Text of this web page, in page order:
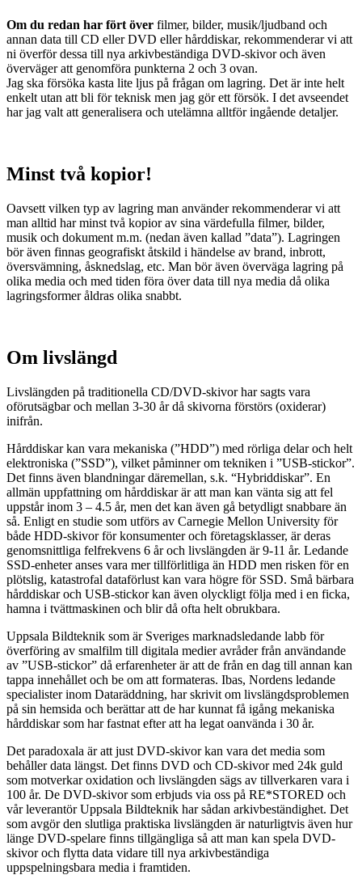
Om du redan har fört över filmer, bilder, musik/ljudband och
annan data till CD eller DVD eller hårddiskar, rekommenderar vi att
ni överför dessa till nya arkivbeständiga DVD-skivor och även
överväger att genomföra punkterna 2 och 3 ovan.
Jag ska försöka kasta lite ljus på frågan om lagring. Det är inte helt
enkelt utan att bli för teknisk men jag gör ett försök. I det avseendet
har jag valt att generalisera och utelämna alltför ingående detaljer.
Minst två kopior!
Oavsett vilken typ av lagring man använder rekommenderar vi att
man alltid har minst två kopior av sina värdefulla filmer, bilder,
musik och dokument m.m. (nedan även kallad ”data”). Lagringen
bör även finnas geografiskt åtskild i händelse av brand, inbrott,
översvämning, åsknedslag, etc. Man bör även överväga lagring på
olika media och med tiden föra över data till nya media då olika
lagringsformer åldras olika snabbt.
Om livslängd
Livslängden på traditionella CD/DVD-skivor har sagts vara
oförutsägbar och mellan 3-30 år då skivorna förstörs (oxiderar)
inifrån.
Hårddiskar kan vara mekaniska (”HDD”) med rörliga delar och helt
elektroniska (”SSD”), vilket påminner om tekniken i ”USB-stickor”.
Det finns även blandningar däremellan, s.k. “Hybriddiskar”. En
allmän uppfattning om hårddiskar är att man kan vänta sig att fel
uppstår inom 3 – 4.5 år, men det kan även gå betydligt snabbare än
så. Enligt en studie som utförs av Carnegie Mellon University för
både HDD-skivor för konsumenter och företagsklasser, är deras
genomsnittliga felfrekvens 6 år och livslängden är 9-11 år. Ledande
SSD-enheter anses vara mer tillförlitliga än HDD men risken för en
plötslig, katastrofal dataförlust kan vara högre för SSD. Små bärbara
hårddiskar och USB-stickor kan även olyckligt följa med i en ficka,
hamna i tvättmaskinen och blir då ofta helt obrukbara.
Uppsala Bildteknik som är Sveriges marknadsledande labb för
överföring av smalfilm till digitala medier avråder från användande
av ”USB-stickor” då erfarenheter är att de från en dag till annan kan
tappa innehållet och be om att formateras. Ibas, Nordens ledande
specialister inom Dataräddning, har skrivit om livslängdsproblemen
på sin hemsida och berättar att de har kunnat få igång mekaniska
hårddiskar som har fastnat efter att ha legat oanvända i 30 år.
Det paradoxala är att just DVD-skivor kan vara det media som
behåller data längst. Det finns DVD och CD-skivor med 24k guld
som motverkar oxidation och livslängden sägs av tillverkaren vara i
100 år. De DVD-skivor som erbjuds via oss på RE*STORED och
vår leverantör Uppsala Bildteknik har sådan arkivbeständighet. Det
som avgör den slutliga praktiska livslängden är naturligtvis även hur
länge DVD-spelare finns tillgängliga så att man kan spela DVD-
skivor och flytta data vidare till nya arkivbeständiga
uppspelningsbara media i framtiden.